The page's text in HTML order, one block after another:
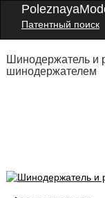
Патентный поиск
Шинодержатель и
шинодержателем